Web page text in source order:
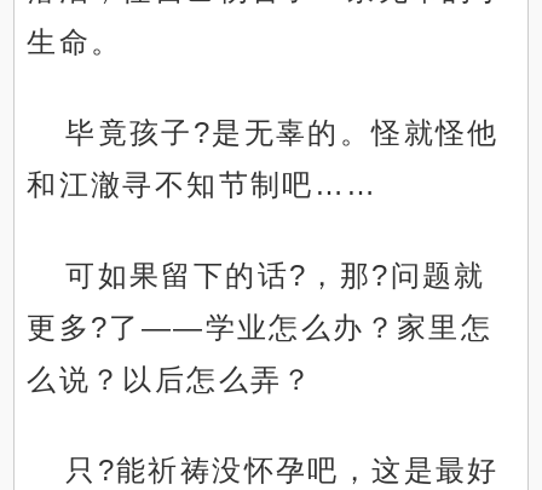
生命。
毕竟孩子?是无辜的。怪就怪他
和江澈寻不知节制吧……
可如果留下的话?，那?问题就
更多?了——学业怎么办？家里怎
么说？以后怎么弄？
只?能祈祷没怀孕吧，这是最好